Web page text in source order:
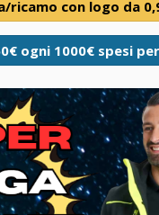
ricamo con logo da
ogni 1000€ spesi